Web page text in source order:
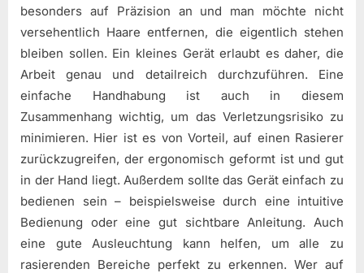
besonders auf Präzision an und man möchte nicht
versehentlich Haare entfernen, die eigentlich stehen
bleiben sollen. Ein kleines Gerät erlaubt es daher, die
Arbeit genau und detailreich durchzuführen. Eine
einfache Handhabung ist auch in diesem
Zusammenhang wichtig, um das Verletzungsrisiko zu
minimieren. Hier ist es von Vorteil, auf einen Rasierer
zurückzugreifen, der ergonomisch geformt ist und gut
in der Hand liegt. Außerdem sollte das Gerät einfach zu
bedienen sein – beispielsweise durch eine intuitive
Bedienung oder eine gut sichtbare Anleitung. Auch
eine gute Ausleuchtung kann helfen, um alle zu
rasierenden Bereiche perfekt zu erkennen. Wer auf